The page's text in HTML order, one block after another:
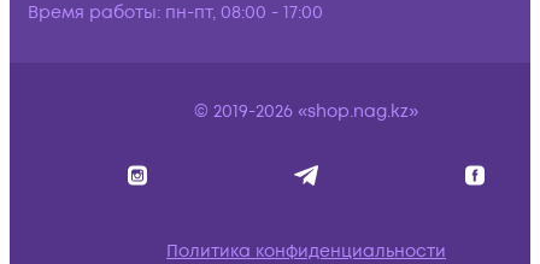
Время работы: пн-пт, 08:00 - 17:00
© 2019-2026 «shop.nag.kz»
Политика конфиденциальности